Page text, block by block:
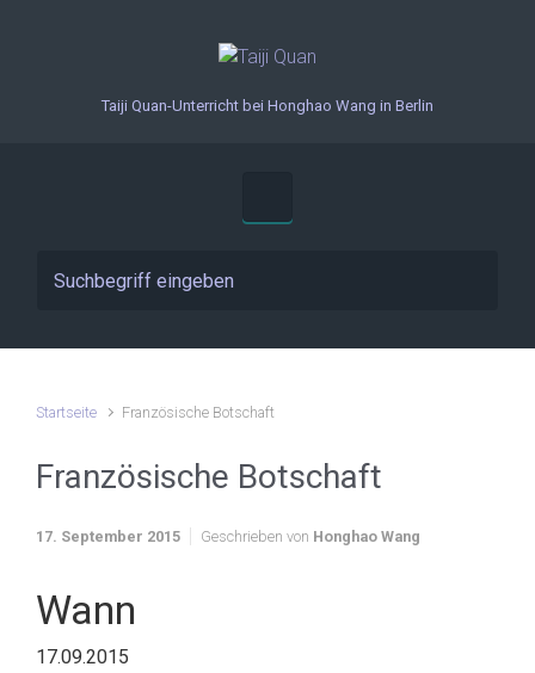
Taiji Quan-Unterricht bei Honghao Wang in Berlin
Startseite Französische Botschaft
Französische Botschaft
17. September 2015 Geschrieben von Honghao Wang
Wann
17.09.2015